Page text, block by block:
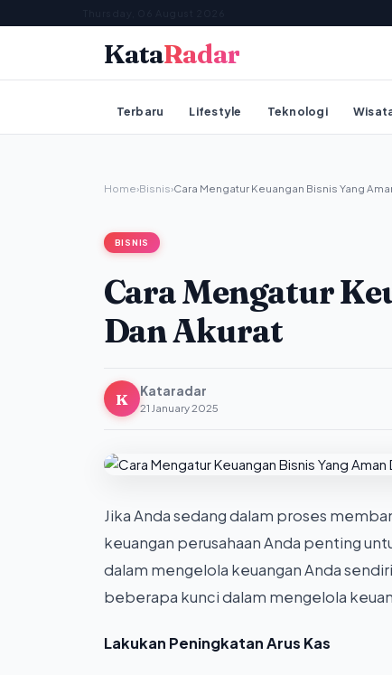
KataRadar
Terbaru Lifestyle Teknologi
Home›Bisnis›Cara Mengatur Keuangan Bisnis Yang
BISNIS
Cara Mengatur
Dan Akurat
K Kataradar
21 January 2025
Jika Anda sedang dalam proses
keuangan perusahaan Anda penting
dalam mengelola keuangan Anda
beberapa kunci dalam mengelola
Lakukan Peningkatan Arus Kas